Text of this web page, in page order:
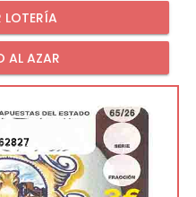
AL AZAR